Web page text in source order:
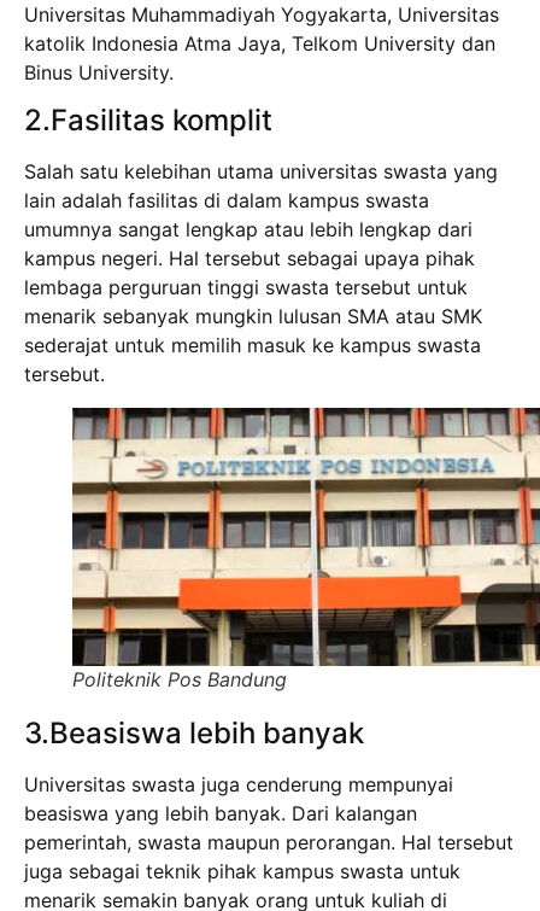
Universitas Muhammadiyah Yogyakarta, Universitas
katolik Indonesia Atma Jaya, Telkom University dan
Binus University.
2.Fasilitas komplit
Salah satu kelebihan utama universitas swasta yang
lain adalah fasilitas di dalam kampus swasta
umumnya sangat lengkap atau lebih lengkap dari
kampus negeri. Hal tersebut sebagai upaya pihak
lembaga perguruan tinggi swasta tersebut untuk
menarik sebanyak mungkin lulusan SMA atau SMK
sederajat untuk memilih masuk ke kampus swasta
tersebut.
Politeknik Pos Bandung
3.Beasiswa lebih banyak
Universitas swasta juga cenderung mempunyai
beasiswa yang lebih banyak. Dari kalangan
pemerintah, swasta maupun perorangan. Hal tersebut
juga sebagai teknik pihak kampus swasta untuk
menarik semakin banyak orang untuk kuliah di